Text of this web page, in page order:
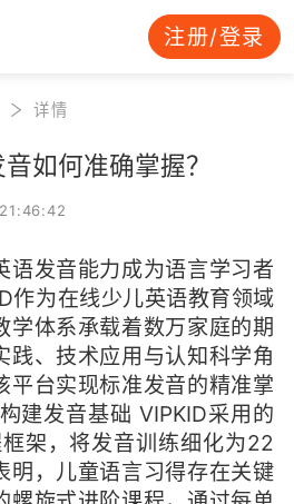
注册/登录
详情
如何准确掌握？
语发音能力成为语言学习者
作为在线少儿英语教育领域
学体系承载着数万家庭的期
践、技术应用与认知科学角
平台实现标准发音的精准掌
建发音基础 VIPKID采用的
架，将发音训练细化为22
明，儿童语言习得存在关键